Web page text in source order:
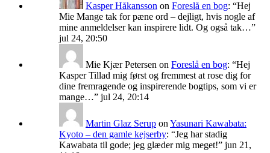
Kasper Håkansson on Foreslå en bog: “Hej
Mie Mange tak for pæne ord – dejligt, hvis nogle af
mine anmeldelser kan inspirere lidt. Og også tak…”
jul 24, 20:50
Mie Kjær Petersen on Foreslå en bog: “Hej
Kasper Tillad mig først og fremmest at rose dig for
dine fremragende og inspirerende bogtips, som vi er
mange…” jul 24, 20:14
Martin Glaz Serup onYasunari Kawabata:
Kyoto – den gamle kejserby: “Jeg har stadig
Kawabata til gode; jeg glæder mig meget!” jun 21,